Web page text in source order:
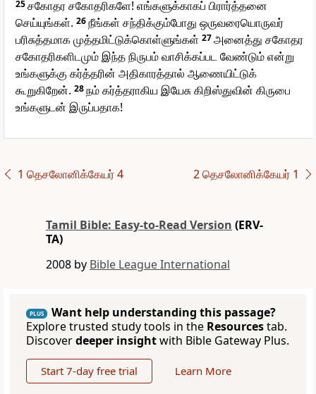
25சகோதர சகோதரிகளே! எங்களுக்காகப் பிரார்த்தனை
செய்யுங்கள். 26நீங்கள் சந்திக்கும்போது ஒருவரையொருவர்
பரிசுத்தமாக முத்தமிட்டுக்கொள்ளுங்கள் 27அனைத்து சகோதர
சகோதரிகளிடமும் இந்த நிருபம் வாசிக்கப்பட வேண்டும் என்று
உங்களுக்கு கர்த்தரின் அதிகாரத்தால் ஆணையிட்டுக்
கூறுகிறேன். 28நம் கர்த்தராகிய இயேசு கிறிஸ்துவின் கிருபை
உங்களுடன் இருப்பதாக!
1 தெசலோனிக்கேயர் 4 2 தெசலோனிக்கேயர் 1
Tamil Bible: Easy-to-Read Version (ERV-
TA)
2008 by Bible League International
PLUS
Want help understanding this passage?
Explore trusted study tools in the Resourcestab.
Discoverdeeper insightwith Bible Gateway Plus.
Start 7-day free trial Learn More